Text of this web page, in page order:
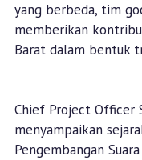
yang berbeda, tim
memberikan
Barat dalam bentuk
Chief Project Officer
menyampaikan
Pengembangan